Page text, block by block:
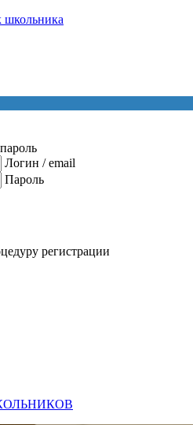
школьника
Логин / email
Пароль
регистрации